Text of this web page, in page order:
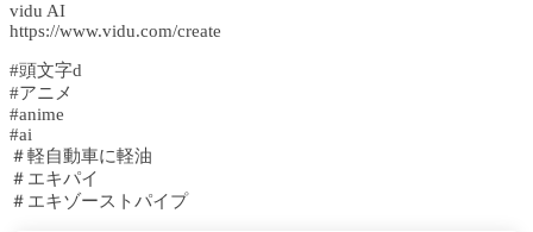
vidu AI
https://www.vidu.com/create
#頭文字d
#アニメ
#anime
#ai
＃軽自動車に軽油
＃エキパイ
＃エキゾーストパイプ